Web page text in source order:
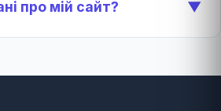
про мій сайт? ▼